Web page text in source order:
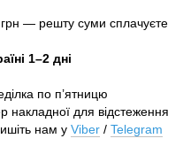
— решту суми сплачуєте
1–2 дні
по п’ятницю
накладної для відстеження
нам у Viber / Telegram